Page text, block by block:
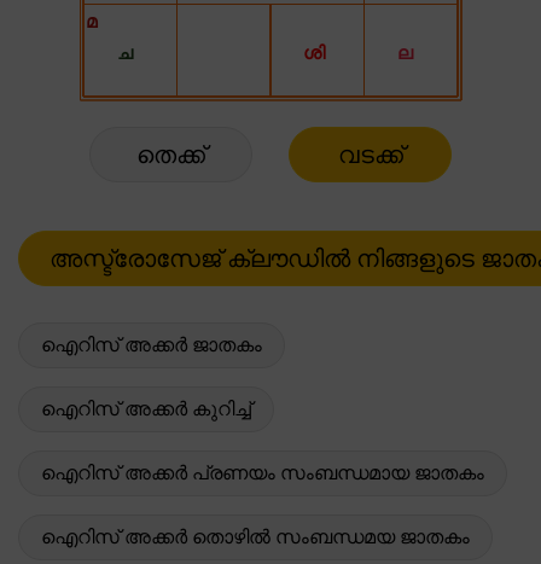
തെക്ക് വടക്ക്
ഐറിസ് അക്കർ ജാതകം
ഐറിസ് അക്കർ കുറിച്ച്
ഐറിസ് അക്കർ പ്രണയം സംബന്ധമായ ജാതകം
ഐറിസ് അക്കർ തൊഴിൽ സംബന്ധമയ ജാതകം